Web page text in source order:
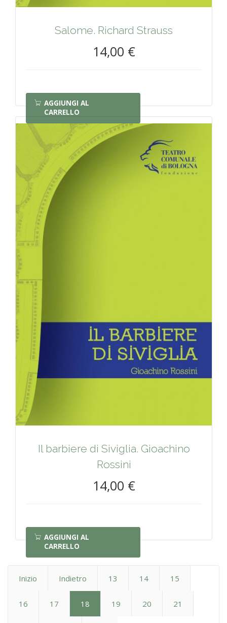
Salome. Richard Strauss
14,00 €
AGGIUNGI AL
CARRELLO
Il barbiere di Siviglia. Gioachino
Rossini
14,00 €
AGGIUNGI AL
CARRELLO
Inizio Indietro 13 14 15
16 17 18 19 20 21